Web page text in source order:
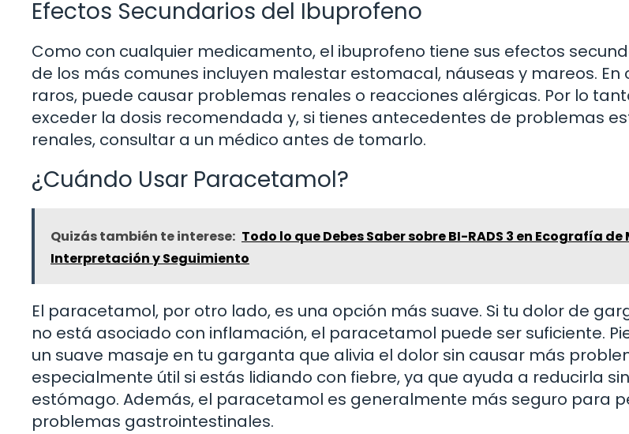
Efectos Secundarios del Ibuprofeno
Como con cualquier medicamento, el ibuprofeno tiene sus efectos
de los más comunes incluyen malestar estomacal, náuseas y mareos. En
raros, puede causar problemas renales o reacciones alérgicas. Por lo
exceder la dosis recomendada y, si tienes antecedentes de problemas
renales, consultar a un médico antes de tomarlo.
¿Cuándo Usar Paracetamol?
Quizás también te interese: Todo lo que Debes Saber sobre BI-RADS 3 en Ecografía de
Interpretación y Seguimiento
El paracetamol, por otro lado, es una opción más suave. Si tu dolor de
no está asociado con inflamación, el paracetamol puede ser suficiente.
un suave masaje en tu garganta que alivia el dolor sin causar más
especialmente útil si estás lidiando con fiebre, ya que ayuda a reducirla
estómago. Además, el paracetamol es generalmente más seguro para
problemas gastrointestinales.